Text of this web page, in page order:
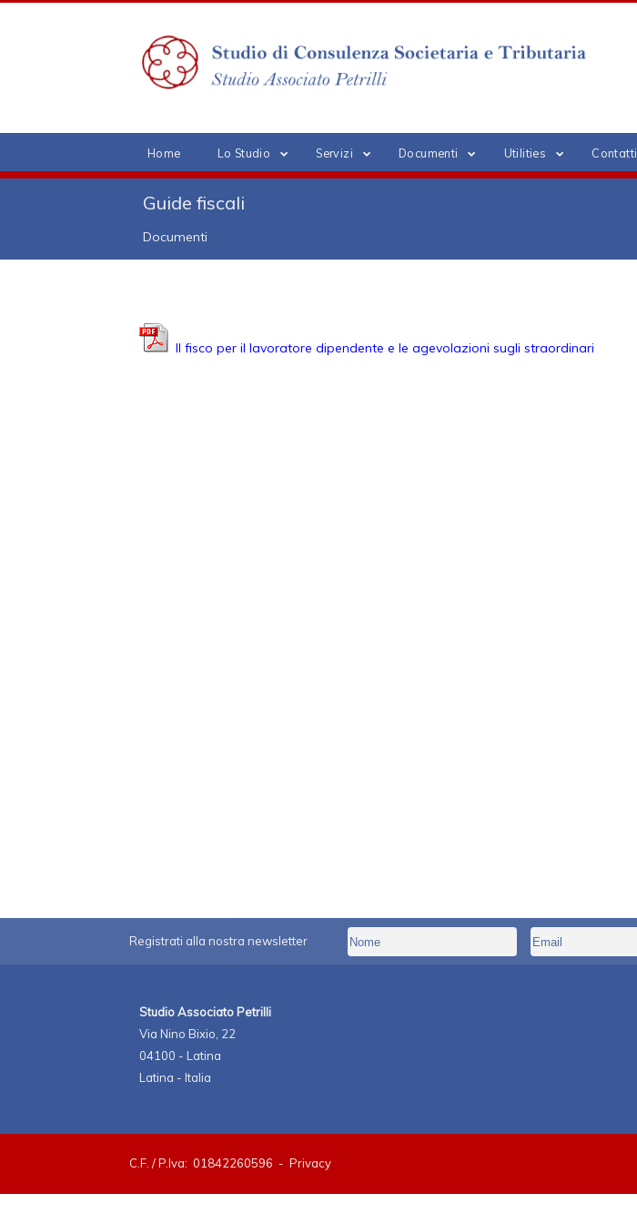
Home Lo Studio Servizi Documenti Utilities Contatti
Guide fiscali
Documenti
Il fisco per il lavoratore dipendente e le agevolazioni sugli straordinari
Registrati alla nostra newsletter
Studio Associato Petrilli
Via Nino Bixio, 22
04100 - Latina
Latina - Italia
C.F. / P.Iva: 01842260596 - Privacy